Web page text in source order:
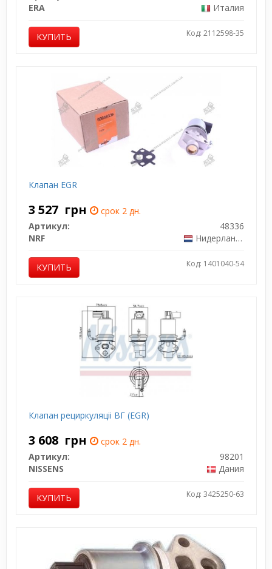
ERA
Италия
КУПИТЬ Код: 2112598-35
Клапан EGR
3 527 грн
срок 2 дн.
Артикул:
48336
NRF
Нидерланды
КУПИТЬ Код: 1401040-54
Клапан рециркуляціі ВГ (EGR)
3 608 грн
срок 2 дн.
Артикул:
98201
NISSENS
Дания
КУПИТЬ Код: 3425250-63